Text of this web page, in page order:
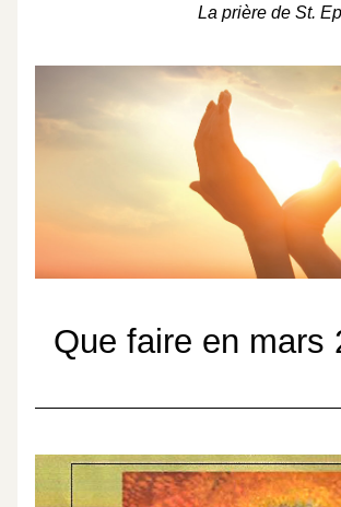
La prière de St.
Que faire en mars